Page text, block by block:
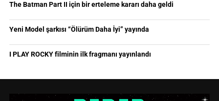
The Batman Part II için bir erteleme kararı daha geldi
Yeni Model şarkısı “Ölürüm Daha İyi” yayında
I PLAY ROCKY filminin ilk fragmanı yayınlandı